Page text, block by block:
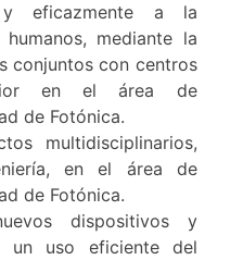
eficazmente a la
mediante la
conjuntos con centros
en el área de
de Fotónica.
multidisciplinarios,
en el área de
de Fotónica.
dispositivos y
un uso eficiente del